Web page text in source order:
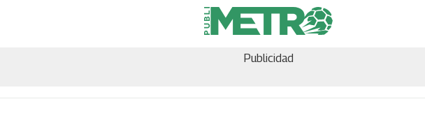
Publicidad